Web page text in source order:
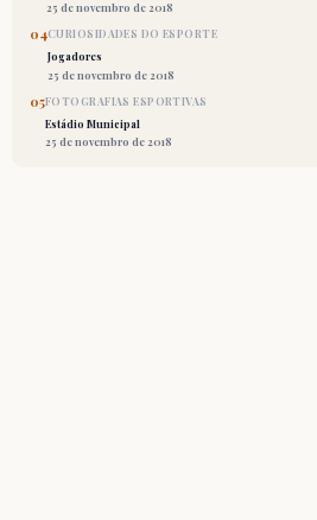
25 de novembro de 2018
04CURIOSIDADES DO ESPORTE
Jogadores
25 de novembro de 2018
05FOTOGRAFIAS ESPORTIVAS
Estádio Municipal
25 de novembro de 2018